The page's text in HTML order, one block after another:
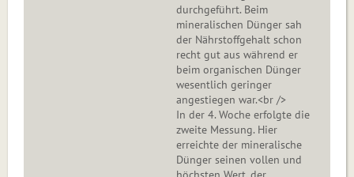
durchgeführt. Beim
mineralischen Dünger sah
der Nährstoffgehalt schon
recht gut aus während er
beim organischen Dünger
wesentlich geringer
angestiegen war.<br />
In der 4. Woche erfolgte die
zweite Messung. Hier
erreichte der mineralische
Dünger seinen vollen und